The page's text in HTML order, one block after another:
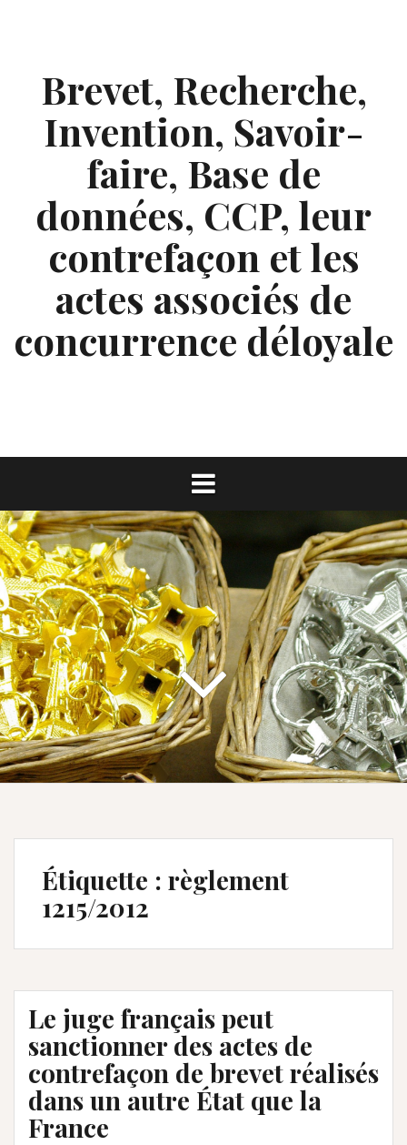
Brevet, Recherche,
Invention, Savoir-
faire, Base de
données, CCP, leur
contrefaçon et les
actes associés de
concurrence déloyale
Étiquette : règlement
1215/2012
Le juge français peut
sanctionner des actes de
contrefaçon de brevet réalisés
dans un autre État que la
France